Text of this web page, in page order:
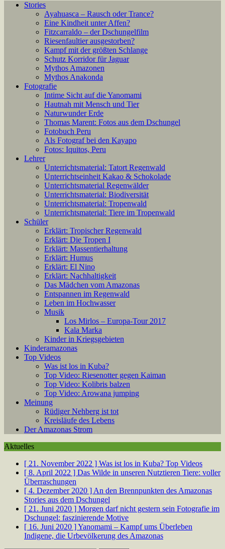
Stories
Ayahuasca – Rausch oder Trance?
Eine Kindheit unter Affen?
Fitzcarraldo – der Dschungelfilm
Riesenfaultier ausgestorben?
Kampf mit der größten Schlange
Schutz Korridor für Jaguar
Mythos Amazonen
Mythos Anakonda
Fotografie
Intime Sicht auf die Yanomami
Hautnah mit Mensch und Tier
Naturwunder Erde
Thomas Marent: Fotos aus dem Dschungel
Fotobuch Peru
Als Fotograf bei den Kayapo
Fotos: Iquitos, Peru
Lehrer
Unterrichtsmaterial: Tatort Regenwald
Unterrichtseinheit Kakao & Schokolade
Unterrichtsmaterial Regenwälder
Unterrichtsmaterial: Biodiversität
Unterrichtsmaterial: Tropenwald
Unterrichtsmaterial: Tiere im Tropenwald
Schüler
Erklärt: Tropischer Regenwald
Erklärt: Die Tropen I
Erklärt: Massentierhaltung
Erklärt: Humus
Erklärt: El Nino
Erklärt: Nachhaltigkeit
Das Mädchen vom Amazonas
Entspannen im Regenwald
Leben im Hochwasser
Musik
Los Mirlos – Europa-Tour 2017
Kala Marka
Kinder in Kriegsgebieten
Kinderamazonas
Top Videos
Was ist los in Kuba?
Top Video: Riesenotter gegen Kaiman
Top Video: Kolibris balzen
Top Video: Arowana jumping
Meinung
Rüdiger Nehberg ist tot
Kreisläufe des Lebens
Der Amazonas Strom
Aktuelles
[ 21. November 2022 ] Was ist los in Kuba? Top Videos
[ 8. April 2022 ] Das Wilde in unseren Nutztieren Tiere: voller
Überraschungen
[ 4. Dezember 2020 ] An den Brennpunkten des Amazonas
Stories aus dem Dschungel
[ 21. Juni 2020 ] Morgen darf nicht gestern sein Fotografie im
Dschungel: faszinierende Motive
[ 16. Juni 2020 ]Yanomami – Kampf ums Überleben
Indigene, die Urbevölkerung des Amazonas